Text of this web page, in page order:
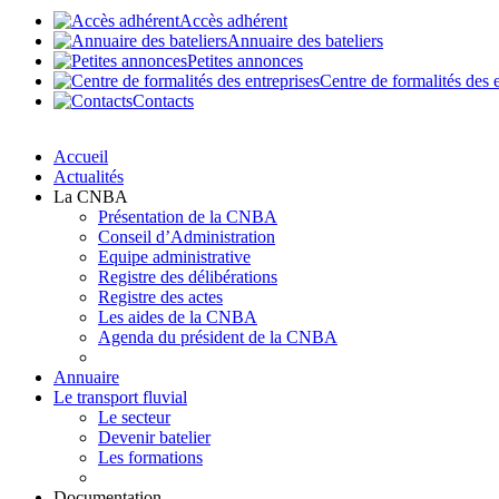
Accès adhérent
Annuaire des bateliers
Petites annonces
Centre de formalités des
Contacts
Accueil
Actualités
La CNBA
Présentation de la CNBA
Conseil d’Administration
Equipe administrative
Registre des délibérations
Registre des actes
Les aides de la CNBA
Agenda du président de la CNBA
Annuaire
Le transport fluvial
Le secteur
Devenir batelier
Les formations